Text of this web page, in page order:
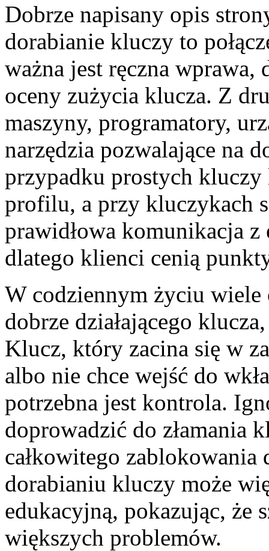
Dobrze napisany opis
dorabianie kluczy to
ważna jest ręczna
oceny zużycia klucza. Z
maszyny, programatory,
narzędzia pozwalające na
przypadku prostych
profilu, a przy kluczykach
prawidłowa komunikacja
dlatego klienci cenią
W codziennym życiu wiele
dobrze działającego
Klucz, który zacina się w
albo nie chce wejść do
potrzebna jest kontrola.
doprowadzić do złamania
całkowitego zablokowania
dorabianiu kluczy może
edukacyjną, pokazując, że
większych problemów.